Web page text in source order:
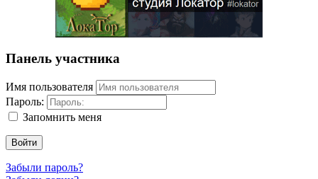
Панель участника
Имя пользователя
Пароль:
Запомнить меня
Войти
Забыли пароль?